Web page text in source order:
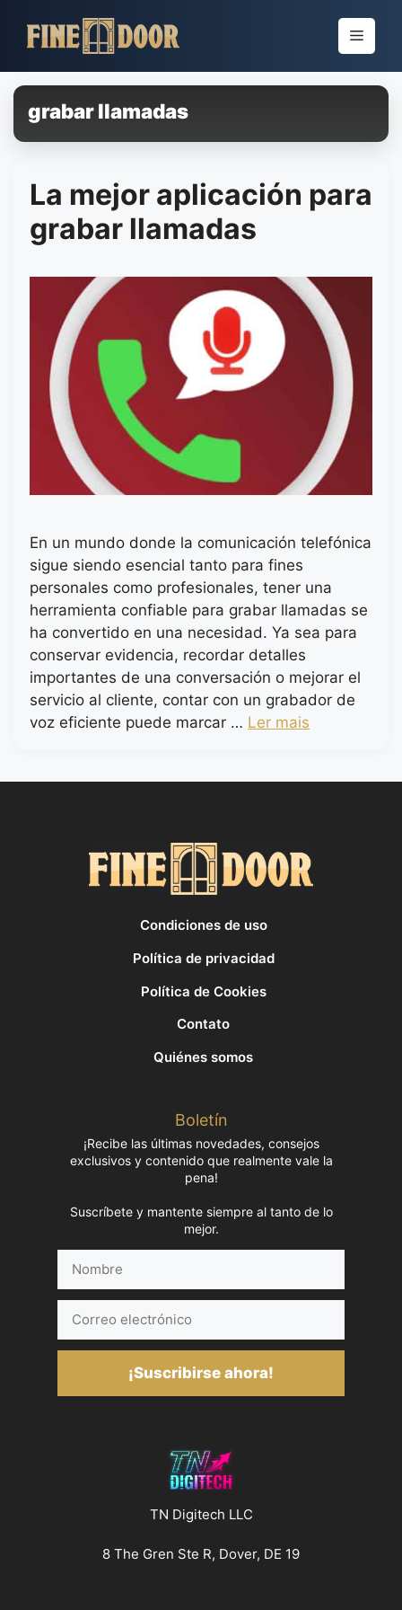
para
conteúdo
Menu
grabar llamadas
La mejor aplicación para
grabar llamadas
En un mundo donde la comunicación telefónica
sigue siendo esencial tanto para fines
personales como profesionales, tener una
herramienta confiable para grabar llamadas se
ha convertido en una necesidad. Ya sea para
conservar evidencia, recordar detalles
importantes de una conversación o mejorar el
servicio al cliente, contar con un grabador de
voz eficiente puede marcar … Ler mais
Condiciones de uso
Política de privacidad
Política de Cookies
Contato
Quiénes somos
Boletín
¡Recibe las últimas novedades, consejos
exclusivos y contenido que realmente vale la
pena!
Suscríbete y mantente siempre al tanto de lo
mejor.
electrónico
¡Suscribirse ahora!
TN Digitech LLC
8 The Gren Ste R, Dover, DE 19